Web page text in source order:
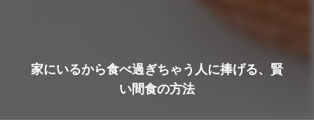
家にいるから食べ過ぎちゃう人に捧げる、賢
い間食の方法